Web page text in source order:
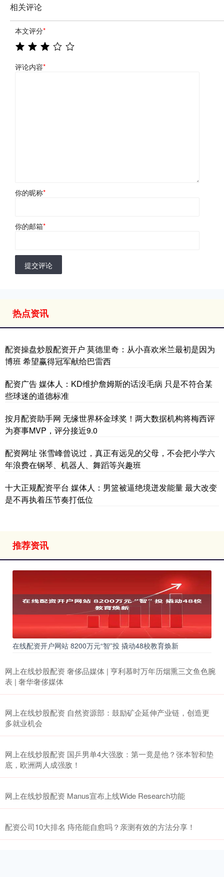
相关评论
本文评分*
评论内容*
你的昵称*
你的邮箱*
提交评论
热点资讯
配资操盘炒股配资开户 莫德里奇：从小喜欢米兰最初是因为
博班 希望赢得冠军献给巴雷西
配资广告 媒体人：KD维护詹姆斯的话没毛病 只是不符合某
些球迷的道德标准
按月配资助手网 无缘世界杯金球奖！两大数据机构将梅西评
为赛事MVP，评分接近9.0
配资网址 张雪峰曾说过，真正有远见的父母，不会把小学六
年浪费在钢琴、机器人、舞蹈等兴趣班
十大正规配资平台 媒体人：男篮被逼绝境迸发能量 最大改变
是不再执着压节奏打低位
推荐资讯
在线配资开户网站 8200万元“智”投 撬动48校教育焕新
网上在线炒股配资 奢侈品媒体 | 亨利慕时万年历烟熏三文鱼色腕
表 | 奢华奢侈媒体
网上在线炒股配资 自然资源部：鼓励矿企延伸产业链，创造更
多就业机会
网上在线炒股配资 国乒男单4大强敌：第一竟是他？张本智和垫
底，欧洲两人成强敌！
网上在线炒股配资 Manus宣布上线Wide Research功能
配资公司10大排名 痔疮能自愈吗？亲测有效的方法分享！